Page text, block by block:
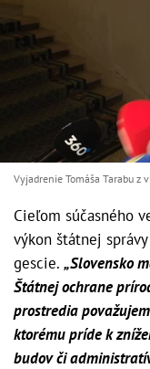
Vyjadrenie Tomáša Tarabu z
Cieľom súčasného
výkon štátnej
gescie. „Slovensko
Štátnej ochrane
prostredia
ktorému príde k
budov či